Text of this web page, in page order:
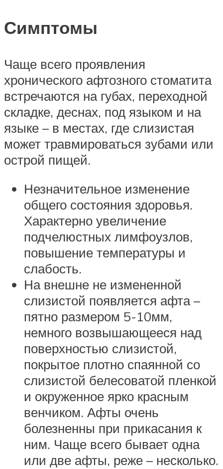
Симптомы
Чаще всего проявления
хронического афтозного стоматита
встречаются на губах, переходной
складке, деснах, под языком и на
языке – в местах, где слизистая
может травмироваться зубами или
острой пищей.
Незначительное изменение
общего состояния здоровья.
Характерно увеличение
подчелюстных лимфоузлов,
повышение температуры и
слабость.
На внешне не измененной
слизистой появляется афта –
пятно размером 5-10мм,
немного возвышающееся над
поверхностью слизистой,
покрытое плотно спаянной со
слизистой белесоватой пленкой
и окруженное ярко красным
венчиком. Афты очень
болезненны при прикасания к
ним. Чаще всего бывает одна
или две афты, реже – несколько.